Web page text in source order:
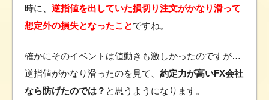
時に、 逆指値を出していた損切り注文がかなり滑って
想定外の損失となったことですね。
確かにそのイベントは値動きも激しかったのですが…
逆指値がかなり滑ったのを見て、 約定力が高いFX会社
なら防げたのでは？ と思うようになります。